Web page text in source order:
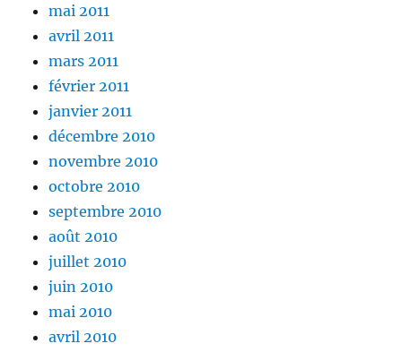
mai 2011
avril 2011
mars 2011
février 2011
janvier 2011
décembre 2010
novembre 2010
octobre 2010
septembre 2010
août 2010
juillet 2010
juin 2010
mai 2010
avril 2010